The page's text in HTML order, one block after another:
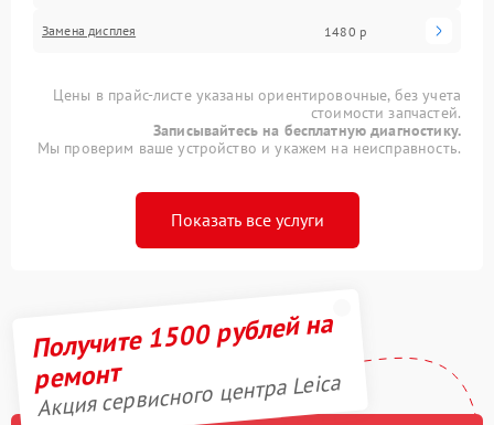
Замена дисплея 1480 р
Цены в прайс-листе указаны ориентировочные, без учета
стоимости запчастей.
Записывайтесь на бесплатную диагностику.
Мы проверим ваше устройство и укажем на неисправность.
Показать все услуги
Получите 1500 рублей на
ремонт
Акция сервисного центра Leica